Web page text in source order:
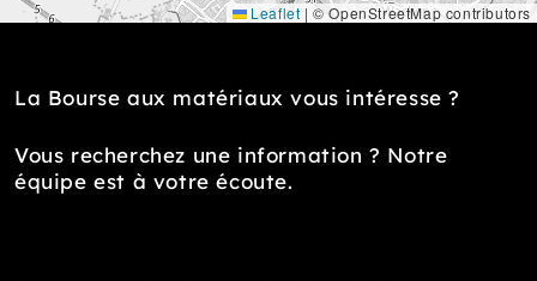
Leaflet | © OpenStreetMap contributors
La Bourse aux matériaux vous intéresse ?
Vous recherchez une information ? Notre
équipe est à votre écoute.